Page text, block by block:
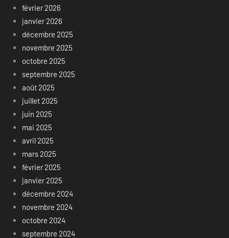
février 2026
janvier 2026
décembre 2025
novembre 2025
octobre 2025
septembre 2025
août 2025
juillet 2025
juin 2025
mai 2025
avril 2025
mars 2025
février 2025
janvier 2025
décembre 2024
novembre 2024
octobre 2024
septembre 2024